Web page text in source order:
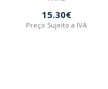
15.30€
Preço Sujeito a IVA